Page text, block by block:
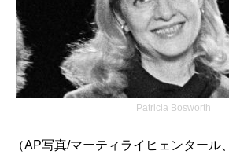
Patricia Bosworth
（AP写真/マーティライヒェンタール